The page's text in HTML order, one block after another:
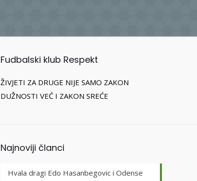
Fudbalski klub Respekt
ŽIVJETI ZA DRUGE NIJE SAMO ZAKON
DUŽNOSTI VEĆ I ZAKON SREĆE
Najnoviji članci
Hvala dragi Edo Hasanbegovic i Odense